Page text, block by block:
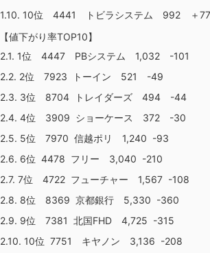
1.10. 10位 4441 トビラシステム 992 ＋77
【値下がり率TOP10】
2.1. 1位 4447 PBシステム 1,032 -101
2.2. 2位 7923 トーイン 521 -49
2.3. 3位 8704 トレイダーズ 494 -44
2.4. 4位 3909 ショーケース 372 -30
2.5. 5位 7970 信越ポリ 1,240 -93
2.6. 6位 4478 フリー 3,040 -210
2.7. 7位 4722 フューチャー 1,567 -108
2.8. 8位 8369 京都銀行 5,330 -360
2.9. 9位 7381 北国FHD 4,725 -315
2.10. 10位 7751 キヤノン 3,136 -208